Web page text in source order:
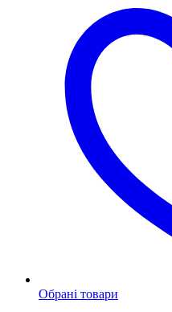
Обрані товари